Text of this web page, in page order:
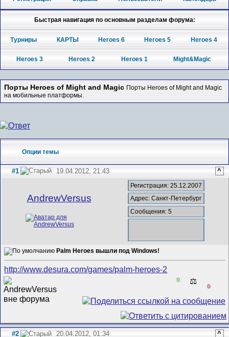
Быстрая навигация по основным разделам форума:
Турниры КАРТЫ Heroes 6 Heroes 5 Heroes 4
Heroes 3 Heroes 2 Heroes 1 Might&Magic
Порты Heroes of Might and Magic Порты Heroes of Might and Magic
на мобильные платформы.
Опции темы
#1 19.04.2012, 21:43 ^
AndrewVersus
Регистрация: 25.12.2007
Адрес: Санкт-Петербург
Сообщения: 5
Palm Heroes вышли под Windows!
http://www.desura.com/games/palm-heroes-2
0 ⚖️
0
#2 20.04.2012, 01:34 ^